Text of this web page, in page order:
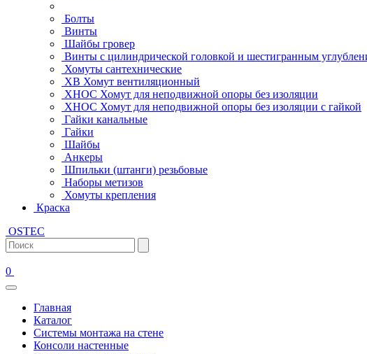
Болты
Винты
Шайбы гровер
Винты с цилиндрической головкой и шестигранным
Хомуты сантехнические
ХВ Хомут вентиляционный
ХНОС Хомут для неподвижной опоры без изоляции
ХНОС Хомут для неподвижной опоры без изоляции с гайкой
Гайки канальные
Гайки
Шайбы
Анкеры
Шпильки (штанги) резьбовые
Наборы метизов
Хомуты крепления
Краска
OSTEC
0
Главная
Каталог
Системы монтажа на стене
Консоли настенные